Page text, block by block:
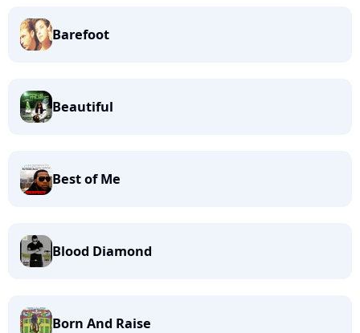
Barefoot
Beautiful
Best of Me
Blood Diamond
Born And Raise